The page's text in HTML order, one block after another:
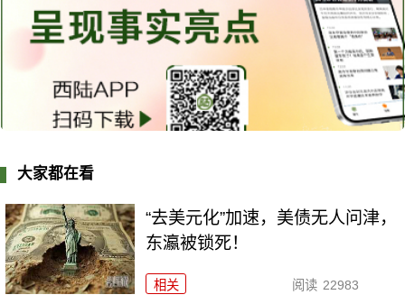
大家都在看
“去美元化”加速，美债无人问津，
东瀛被锁死！
相关 阅读 22983